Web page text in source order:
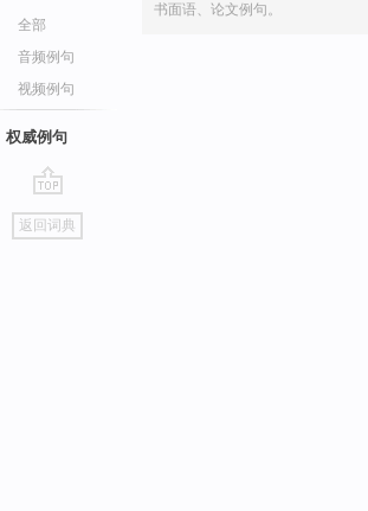
全部
音频例句
视频例句
权威例句
go
top
返回词典
书面语、论文例句。